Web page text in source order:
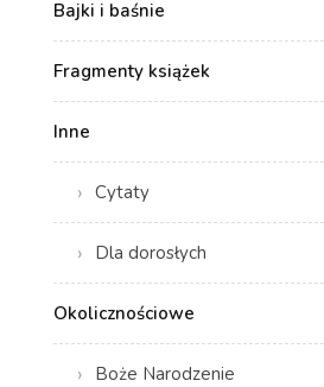
Bajki i baśnie
Fragmenty książek
Inne
Cytaty
Dla dorosłych
Okolicznościowe
Boże Narodzenie